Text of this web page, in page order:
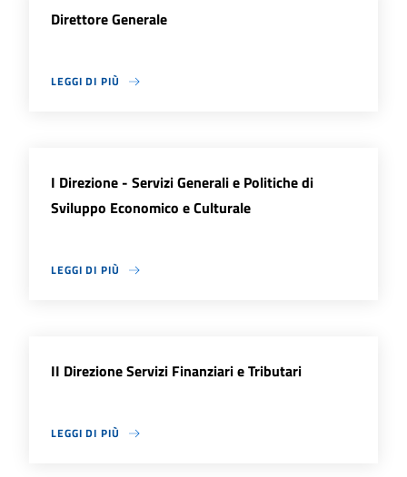
Direttore Generale
LEGGI DI PIÙ
I Direzione - Servizi Generali e Politiche di
Sviluppo Economico e Culturale
LEGGI DI PIÙ
II Direzione Servizi Finanziari e Tributari
LEGGI DI PIÙ